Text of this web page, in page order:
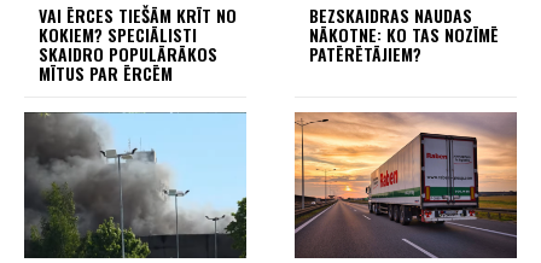
VAI ĒRCES TIEŠĀM KRĪT NO
KOKIEM? SPECIĀLISTI
SKAIDRO POPULĀRĀKOS
MĪTUS PAR ĒRCĒM
BEZSKAIDRAS NAUDAS
NĀKOTNE: KO TAS NOZĪMĒ
PATĒRĒTĀJIEM?